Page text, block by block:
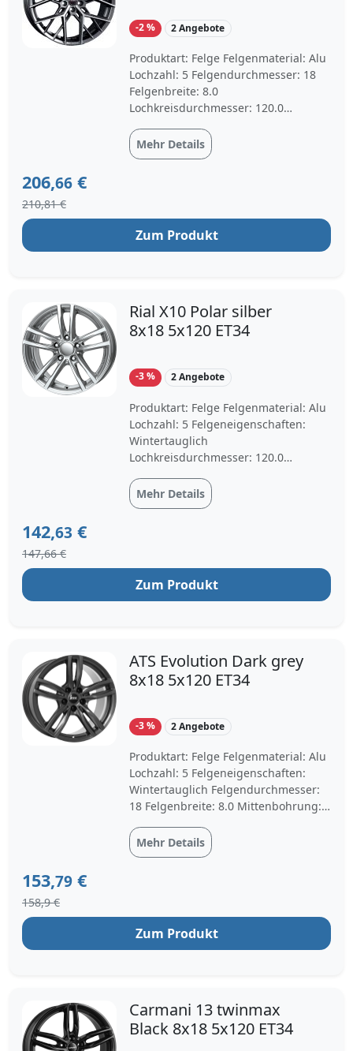
-2 % 2 Angebote
Produktart: Felge Felgenmaterial: Alu
Lochzahl: 5 Felgendurchmesser: 18
Felgenbreite: 8.0
Lochkreisdurchmesser: 120.0
polished matt Mittenbohrung: 72.5
Mehr Details
206,66 €
210,81 €
Zum Produkt
Rial X10 Polar silber
8x18 5x120 ET34
-3 % 2 Angebote
Produktart: Felge Felgenmaterial: Alu
Lochzahl: 5 Felgeneigenschaften:
Wintertauglich
Lochkreisdurchmesser: 120.0
8.0 Mittenbohrung: 72.6 Felgenfarbe:
polarsilber Einpresstiefe: 34
Mehr Details
142,63 €
147,66 €
Zum Produkt
ATS Evolution Dark grey
8x18 5x120 ET34
-3 % 2 Angebote
Produktart: Felge Felgenmaterial: Alu
Lochzahl: 5 Felgeneigenschaften:
Wintertauglich Felgendurchmesser:
18 Felgenbreite: 8.0 Mittenbohrung:
Einpresstiefe: 34 Felgenfarbe: dark
grey
Mehr Details
153,79 €
158,9 €
Zum Produkt
Carmani 13 twinmax
Black 8x18 5x120 ET34